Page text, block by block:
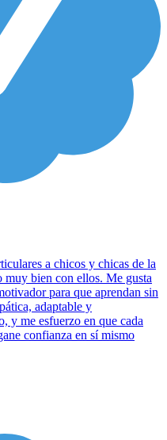
a chicos y chicas de la
muy bien con ellos. Me gusta
para que aprendan sin
adaptable y
y me esfuerzo en que cada
confianza en sí mismo